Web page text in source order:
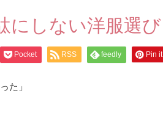
にしない洋服選び
Pocket RSS feedly Pin it
た」